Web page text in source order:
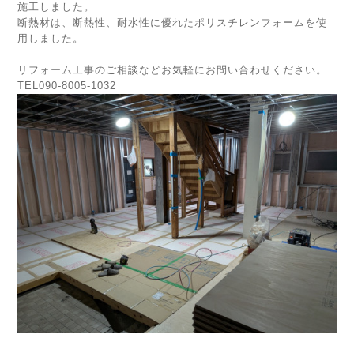
施工しました。
断熱材は、断熱性、耐水性に優れたポリスチレンフォームを使
用しました。
リフォーム工事のご相談などお気軽にお問い合わせください。
TEL090-8005-1032